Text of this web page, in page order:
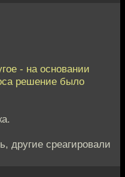
- на основании
решение было
другие среагировали